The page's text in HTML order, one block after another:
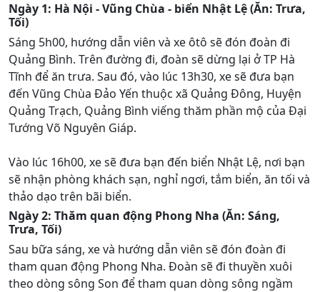
Ngày 1: Hà Nội - Vũng Chùa - biển Nhật Lệ (Ăn: Trưa,
Tối)
Sáng 5h00, hướng dẫn viên và xe ôtô sẽ đón đoàn đi
Quảng Bình. Trên đường đi, đoàn sẽ dừng lại ở TP Hà
Tĩnh để ăn trưa. Sau đó, vào lúc 13h30, xe sẽ đưa bạn
đến Vũng Chùa Đảo Yến thuộc xã Quảng Đông, Huyện
Quảng Trạch, Quảng Bình viếng thăm phần mộ của Đại
Tướng Võ Nguyên Giáp.
Vào lúc 16h00, xe sẽ đưa bạn đến biển Nhật Lệ, nơi bạn
sẽ nhận phòng khách sạn, nghỉ ngơi, tắm biển, ăn tối và
thảo dạo trên bãi biển.
Ngày 2: Thăm quan động Phong Nha (Ăn: Sáng,
Trưa, Tối)
Sau bữa sáng, xe và hướng dẫn viên sẽ đón đoàn đi
tham quan động Phong Nha. Đoàn sẽ đi thuyền xuôi
theo dòng sông Son để tham quan dòng sông ngầm